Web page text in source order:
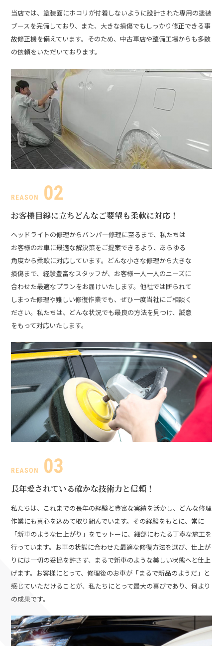
当店では、塗装面にホコリが付着しないように設計された専用の塗装
ブースを完備しており、また、大きな損傷でもしっかり修正できる事
故修正機を備えています。そのため、中古車店や整備工場からも多数
の依頼をいただいております。
お客様目線に立ち どんなご要望も柔軟に対応！
ヘッドライトの修理からバンパー修理に至るまで、私たちは
お客様のお車に最適な解決策をご提案できるよう、あらゆる
角度から柔軟に対応しています。どんな小さな修理から大きな
損傷まで、経験豊富なスタッフが、お客様一人一人のニーズに
合わせた最適なプランをお届けいたします。他社では断られて
しまった修理や難しい修復作業でも、ぜひ一度当社にご相談く
ださい。私たちは、どんな状況でも最良の方法を見つけ、誠意
をもって対応いたします。
長年愛されている確かな技術力と信頼！
私たちは、これまでの長年の経験と豊富な実績を活かし、どんな修理
作業にも真心を込めて取り組んでいます。その経験をもとに、常に
「新車のような仕上がり」をモットーに、細部にわたる丁寧な施工を
行っています。お車の状態に合わせた最適な修復方法を選び、仕上が
りには一切の妥協を許さず、まるで新車のような美しい状態へと仕上
げます。 お客様にとって、修理後のお車が「まるで新品のようだ」と
感じていただけることが、私たちにとって最大の喜びであり、何より
の成果です。